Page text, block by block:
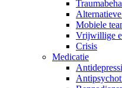
Mobiele
Vrijwillige
Crisis
Medicatie